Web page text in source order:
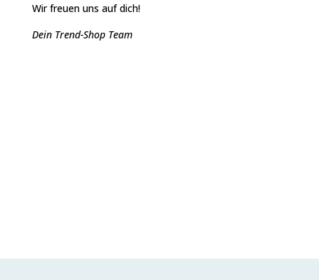
Wir freuen uns auf dich!
Dein Trend-Shop Team